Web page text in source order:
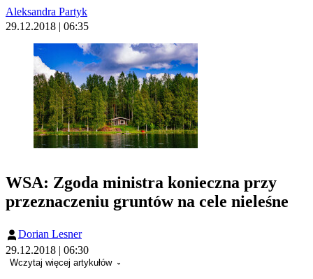
Aleksandra Partyk
29.12.2018 | 06:35
WSA: Zgoda ministra konieczna przy
przeznaczeniu gruntów na cele nieleśne
Dorian Lesner
29.12.2018 | 06:30
Wczytaj więcej artykułów